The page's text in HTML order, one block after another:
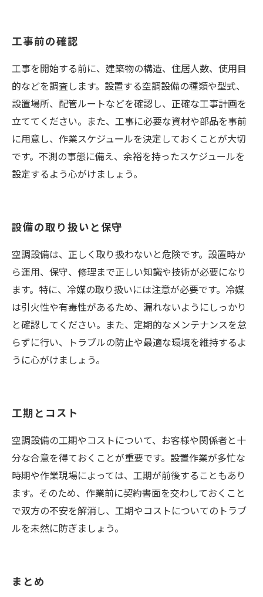
工事前の確認
工事を開始する前に、建築物の構造、住居人数、使用目
的などを調査します。設置する空調設備の種類や型式、
設置場所、配管ルートなどを確認し、正確な工事計画を
立ててください。また、工事に必要な資材や部品を事前
に用意し、作業スケジュールを決定しておくことが大切
です。不測の事態に備え、余裕を持ったスケジュールを
設定するよう心がけましょう。
設備の取り扱いと保守
空調設備は、正しく取り扱わないと危険です。設置時か
ら運用、保守、修理まで正しい知識や技術が必要になり
ます。特に、冷媒の取り扱いには注意が必要です。冷媒
は引火性や有毒性があるため、漏れないようにしっかり
と確認してください。また、定期的なメンテナンスを怠
らずに行い、トラブルの防止や最適な環境を維持するよ
うに心がけましょう。
工期とコスト
空調設備の工期やコストについて、お客様や関係者と十
分な合意を得ておくことが重要です。設置作業が多忙な
時期や作業現場によっては、工期が前後することもあり
ます。そのため、作業前に契約書面を交わしておくこと
で双方の不安を解消し、工期やコストについてのトラブ
ルを未然に防ぎましょう。
まとめ